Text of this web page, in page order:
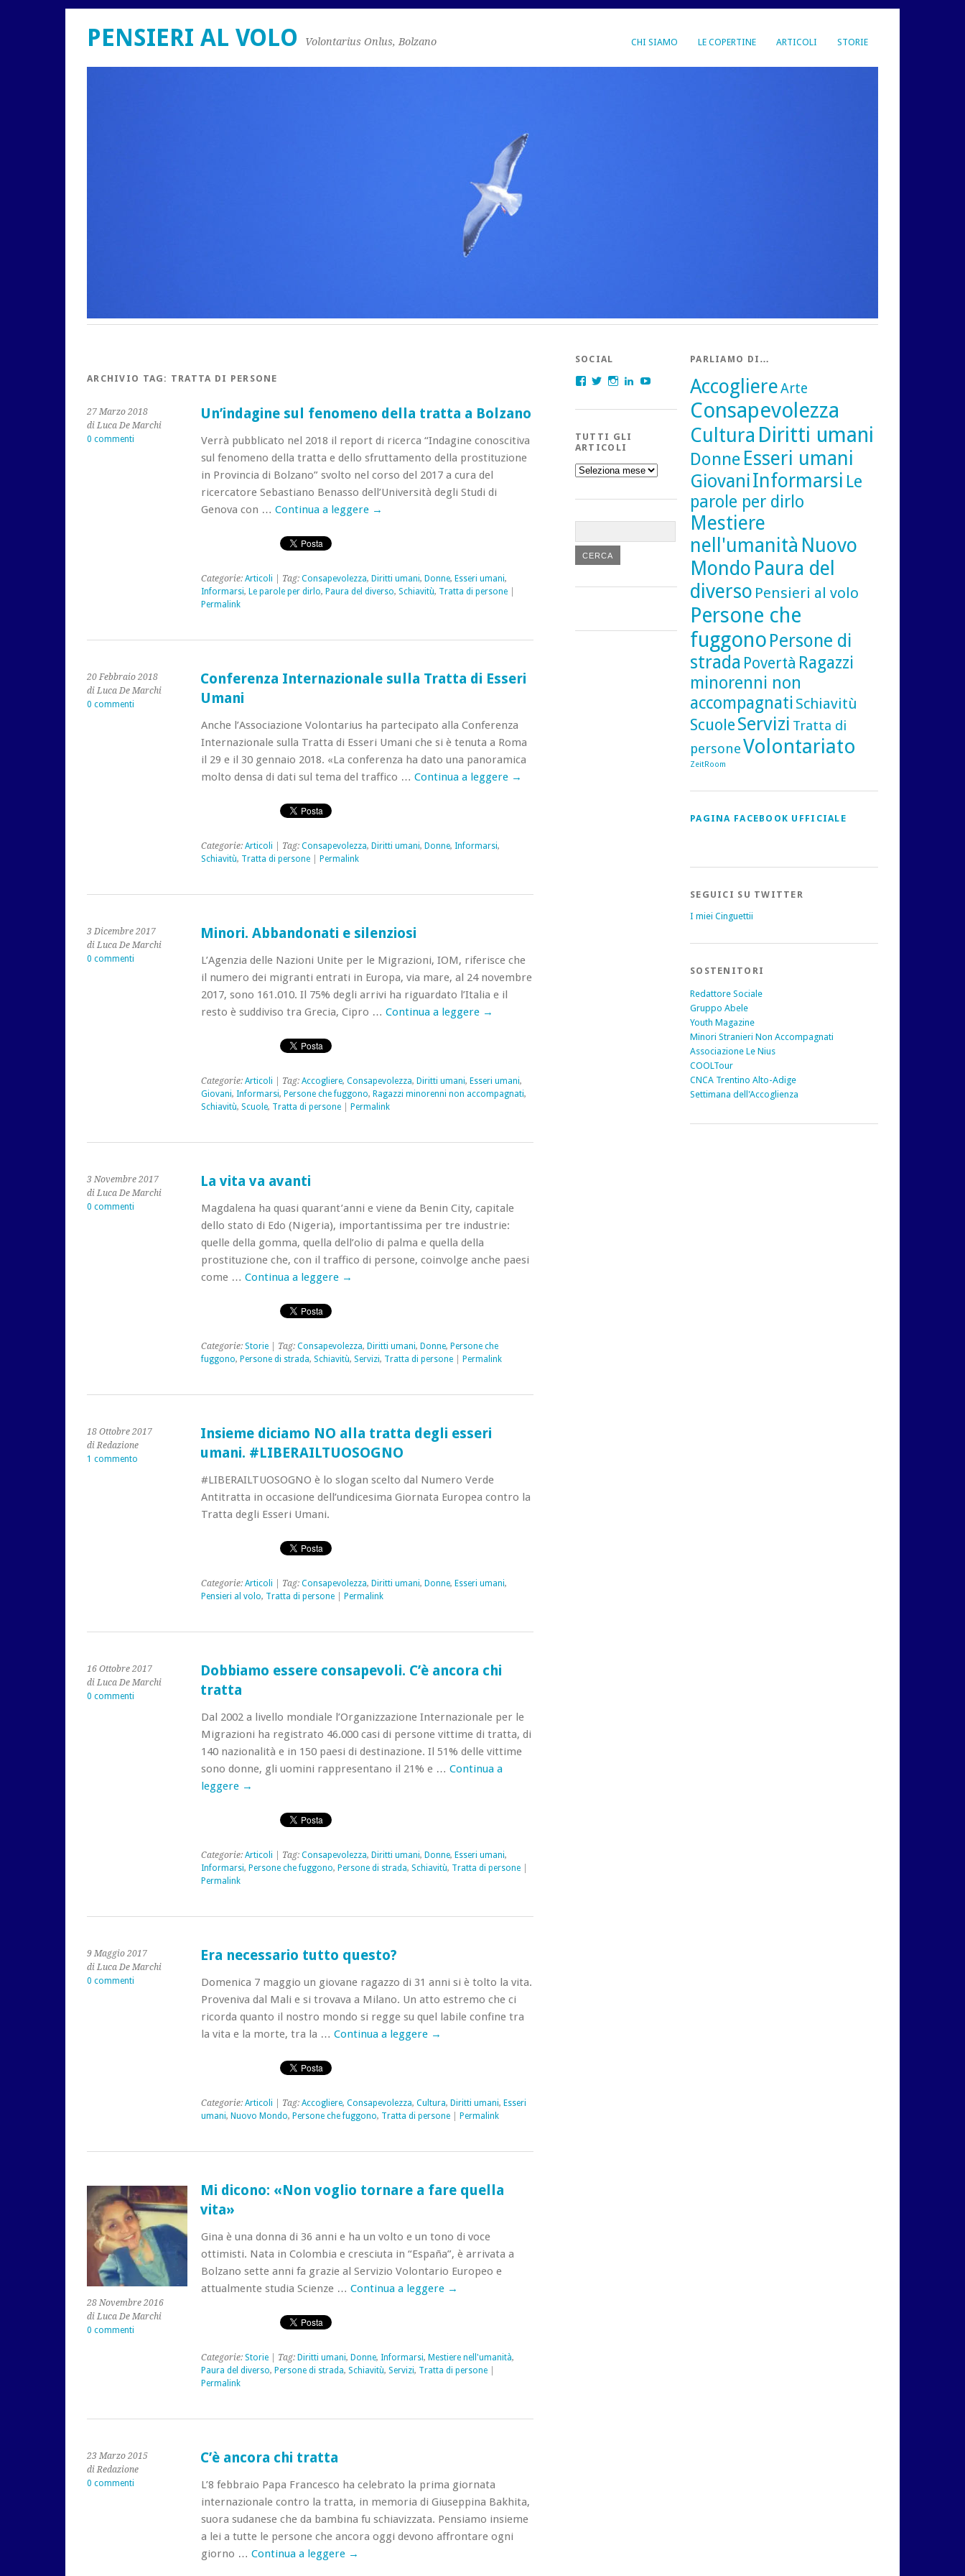
CHI SIAMO LE COPERTINE ARTICOLI STORIE
PENSIERI AL VOLO Volontarius Onlus, Bolzano
ARCHIVIO TAG: TRATTA DI PERSONE
27 Marzo 2018
di Luca De Marchi
0 commenti
Un’indagine sul fenomeno della tratta a Bolzano
Verrà pubblicato nel 2018 il report di ricerca “Indagine conoscitiva
sul fenomeno della tratta e dello sfruttamento della prostituzione
in Provincia di Bolzano” svolto nel corso del 2017 a cura del
ricercatore Sebastiano Benasso dell’Università degli Studi di
Genova con … Continua a leggere →
Categorie: Articoli | Tag: Consapevolezza, Diritti umani, Donne, Esseri umani,
Informarsi, Le parole per dirlo, Paura del diverso, Schiavitù, Tratta di persone|
Permalink
20 Febbraio 2018
di Luca De Marchi
0 commenti
Conferenza Internazionale sulla Tratta di Esseri
Umani
Anche l’Associazione Volontarius ha partecipato alla Conferenza
Internazionale sulla Tratta di Esseri Umani che si è tenuta a Roma
il 29 e il 30 gennaio 2018. «La conferenza ha dato una panoramica
molto densa di dati sul tema del traffico … Continua a leggere →
Categorie: Articoli | Tag: Consapevolezza, Diritti umani, Donne, Informarsi,
Schiavitù, Tratta di persone| Permalink
3 Dicembre 2017
di Luca De Marchi
0 commenti
Minori. Abbandonati e silenziosi
L’Agenzia delle Nazioni Unite per le Migrazioni, IOM, riferisce che
il numero dei migranti entrati in Europa, via mare, al 24 novembre
2017, sono 161.010. Il 75% degli arrivi ha riguardato l’Italia e il
resto è suddiviso tra Grecia, Cipro … Continua a leggere →
Categorie: Articoli | Tag: Accogliere, Consapevolezza, Diritti umani, Esseri umani,
Giovani, Informarsi, Persone che fuggono, Ragazzi minorenni non accompagnati,
Schiavitù, Scuole, Tratta di persone| Permalink
3 Novembre 2017
di Luca De Marchi
0 commenti
La vita va avanti
Magdalena ha quasi quarant’anni e viene da Benin City, capitale
dello stato di Edo (Nigeria), importantissima per tre industrie:
quelle della gomma, quella dell’olio di palma e quella della
prostituzione che, con il traffico di persone, coinvolge anche paesi
come … Continua a leggere →
Categorie: Storie| Tag: Consapevolezza, Diritti umani, Donne, Persone che
fuggono, Persone di strada, Schiavitù, Servizi, Tratta di persone| Permalink
18 Ottobre 2017
di Redazione
1 commento
Insieme diciamo NO alla tratta degli esseri
umani. #LIBERAILTUOSOGNO
#LIBERAILTUOSOGNO è lo slogan scelto dal Numero Verde
Antitratta in occasione dell’undicesima Giornata Europea contro la
Tratta degli Esseri Umani.
Categorie: Articoli | Tag: Consapevolezza, Diritti umani, Donne, Esseri umani,
Pensieri al volo, Tratta di persone| Permalink
16 Ottobre 2017
di Luca De Marchi
0 commenti
Dobbiamo essere consapevoli. C’è ancora chi
tratta
Dal 2002 a livello mondiale l’Organizzazione Internazionale per le
Migrazioni ha registrato 46.000 casi di persone vittime di tratta, di
140 nazionalità e in 150 paesi di destinazione. Il 51% delle vittime
sono donne, gli uomini rappresentano il 21% e … Continua a
leggere →
Categorie: Articoli | Tag: Consapevolezza, Diritti umani, Donne, Esseri umani,
Informarsi, Persone che fuggono, Persone di strada, Schiavitù, Tratta di persone|
Permalink
9 Maggio 2017
di Luca De Marchi
0 commenti
Era necessario tutto questo?
Domenica 7 maggio un giovane ragazzo di 31 anni si è tolto la vita.
Proveniva dal Mali e si trovava a Milano. Un atto estremo che ci
ricorda quanto il nostro mondo si regge su quel labile confine tra
la vita e la morte, tra la … Continua a leggere →
Categorie: Articoli | Tag: Accogliere, Consapevolezza, Cultura, Diritti umani, Esseri
umani, Nuovo Mondo, Persone che fuggono, Tratta di persone| Permalink
28 Novembre 2016
di Luca De Marchi
0 commenti
Mi dicono: «Non voglio tornare a fare quella
vita»
Gina è una donna di 36 anni e ha un volto e un tono di voce
ottimisti. Nata in Colombia e cresciuta in “España”, è arrivata a
Bolzano sette anni fa grazie al Servizio Volontario Europeo e
attualmente studia Scienze … Continua a leggere →
Categorie: Storie| Tag: Diritti umani, Donne, Informarsi, Mestiere nell'umanità,
Paura del diverso, Persone di strada, Schiavitù, Servizi, Tratta di persone|
Permalink
23 Marzo 2015
di Redazione
0 commenti
C’è ancora chi tratta
L’8 febbraio Papa Francesco ha celebrato la prima giornata
internazionale contro la tratta, in memoria di Giuseppina Bakhita,
suora sudanese che da bambina fu schiavizzata. Pensiamo insieme
a lei a tutte le persone che ancora oggi devono affrontare ogni
giorno … Continua a leggere →
SOCIAL
Facebook
Twitter
Instagram
LinkedIn
YouTube
TUTTI GLI
ARTICOLI
Tutti
gli
PARLIAMO DI…
AccogliereArte
Consapevolezza
Cultura Diritti umani
Donne Esseri umani
GiovaniInformarsi Le
parole per dirlo
Mestiere
nell'umanità Nuovo
Mondo Paura del
diverso Pensieri al volo
Persone che
fuggono Persone di
strada Povertà Ragazzi
minorenni non
accompagnati Schiavitù
ScuoleServizi Tratta di
personeVolontariato
ZeitRoom
PAGINA FACEBOOK UFFICIALE
SEGUICI SU TWITTER
I miei Cinguettii
SOSTENITORI
Redattore Sociale
Gruppo Abele
Youth Magazine
Minori Stranieri Non Accompagnati
Associazione Le Nius
COOLTour
CNCA Trentino Alto-Adige
Settimana dell'Accoglienza